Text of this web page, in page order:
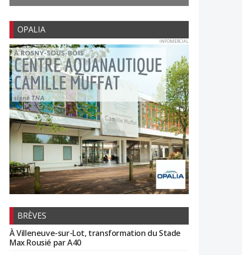
OPALIA
INFOMERCIAL
BRÈVES
À Villeneuve-sur-Lot, transformation du Stade
Max Rousié par A40